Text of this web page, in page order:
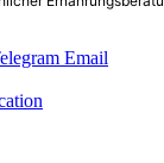
Email